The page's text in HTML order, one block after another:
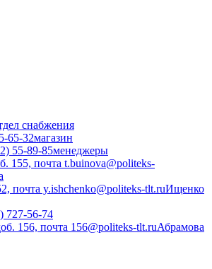
снабжения
65-32магазин
55-89-85менеджеры
155, почта t.buinova@politeks-
почта y.ishchenko@politeks-tlt.ruИщенко
727-56-74
156, почта 156@politeks-tlt.ruАбрамова